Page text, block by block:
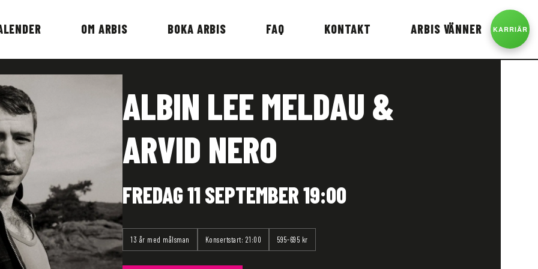
OM ARBIS BOKA ARBIS FAQ KONTAKT ARBIS VÄNNER
ALBIN LEE MELDAU &
ARVID NERO
FREDAG 11 SEPTEMBER 19:00
13 år med målsman Konsertstart: 21:00 595-695 kr
KARRIÄR